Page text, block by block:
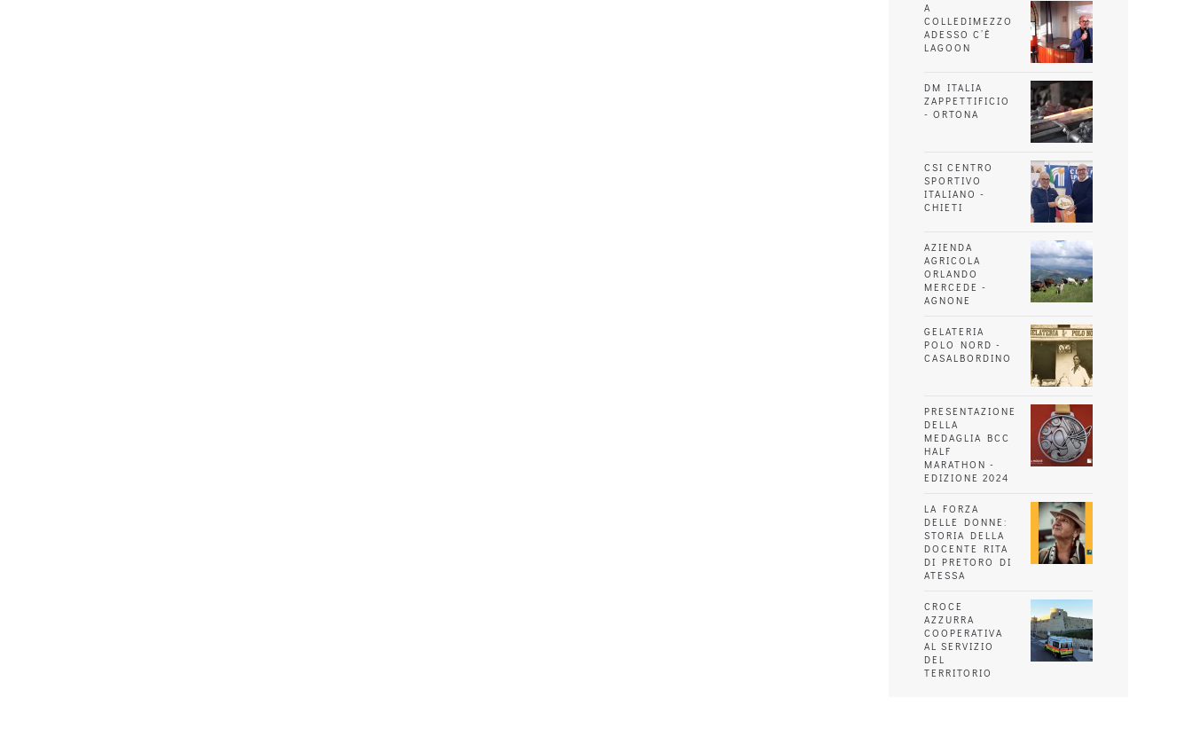
A
COLLEDIMEZZO
ADESSO C’È
LAGOON
DM ITALIA
ZAPPETTIFICIO
- ORTONA
CSI CENTRO
SPORTIVO
ITALIANO -
CHIETI
AZIENDA
AGRICOLA
ORLANDO
MERCEDE -
AGNONE
GELATERIA
POLO NORD -
CASALBORDINO
PRESENTAZIONE
DELLA
MEDAGLIA BCC
HALF
MARATHON -
EDIZIONE 2024
LA FORZA
DELLE DONNE:
STORIA DELLA
DOCENTE RITA
DI PRETORO DI
ATESSA
CROCE
AZZURRA
COOPERATIVA
AL SERVIZIO
DEL
TERRITORIO